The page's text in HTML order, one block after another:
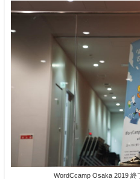
WordCcamp Osaka 2019 終